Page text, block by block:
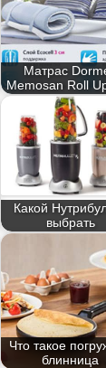
Матрас
Memosan Roll
Какой
выбрать
Что такое
блинница